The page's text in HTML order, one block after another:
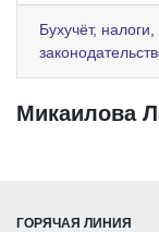
Бухучёт, налоги
Микаилова
ГОРЯЧАЯ ЛИНИЯ